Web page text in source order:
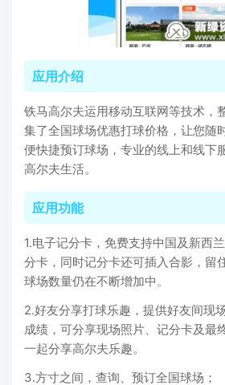
应用介绍
铁马高尔夫运用移动互联网等技术，
集了全国球场优惠打球价格，让您随
便快捷预订球场，专业的线上和线下
高尔夫生活。
应用功能
1.电子记分卡，免费支持中国及新西
分卡，同时记分卡还可插入合影，留
球场数量仍在不断增加中。
2.好友分享打球乐趣，提供好友间现
成绩，可分享现场照片、记分卡及最
一起分享高尔夫乐趣。
3.方寸之间，查询、预订全国球场；